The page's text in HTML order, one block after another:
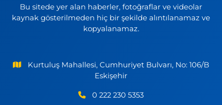
Bu sitede yer alan haberler, fotoğraflar ve videolar
kaynak gösterilmeden hiç bir şekilde alıntılanamaz ve
kopyalanamaz.
Kurtuluş Mahallesi, Cumhuriyet Bulvarı, No: 106/B
Eskişehir
0 222 230 5353